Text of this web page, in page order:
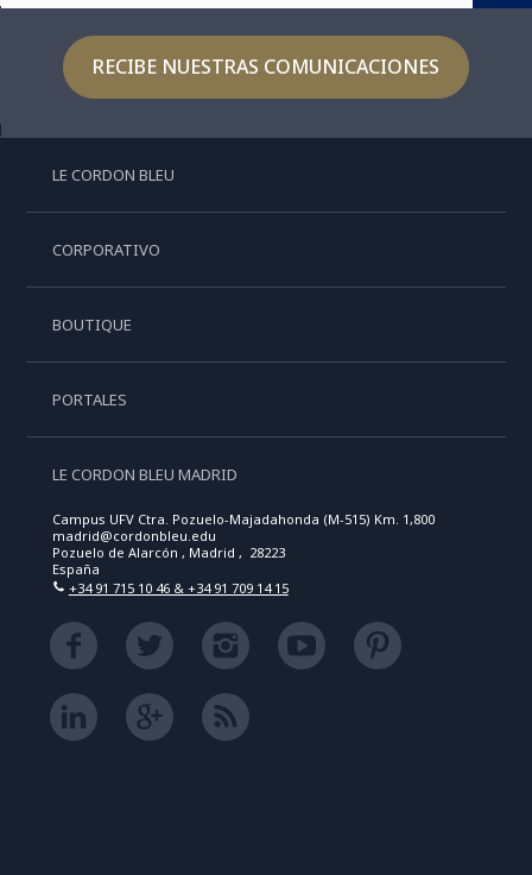
RECIBE NUESTRAS COMUNICACIONES
LE CORDON BLEU
CORPORATIVO
BOUTIQUE
PORTALES
LE CORDON BLEU MADRID
Campus UFV Ctra. Pozuelo-Majadahonda (M-515) Km. 1,800
madrid@cordonbleu.edu
Pozuelo de Alarcón , Madrid , 28223
España
+34 91 715 10 46 & +34 91 709 14 15